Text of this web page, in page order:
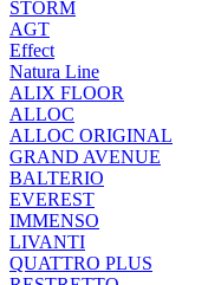
STORM
AGT
Effect
Natura Line
ALIX FLOOR
ALLOC
ALLOC ORIGINAL
GRAND AVENUE
BALTERIO
EVEREST
IMMENSO
LIVANTI
QUATTRO PLUS